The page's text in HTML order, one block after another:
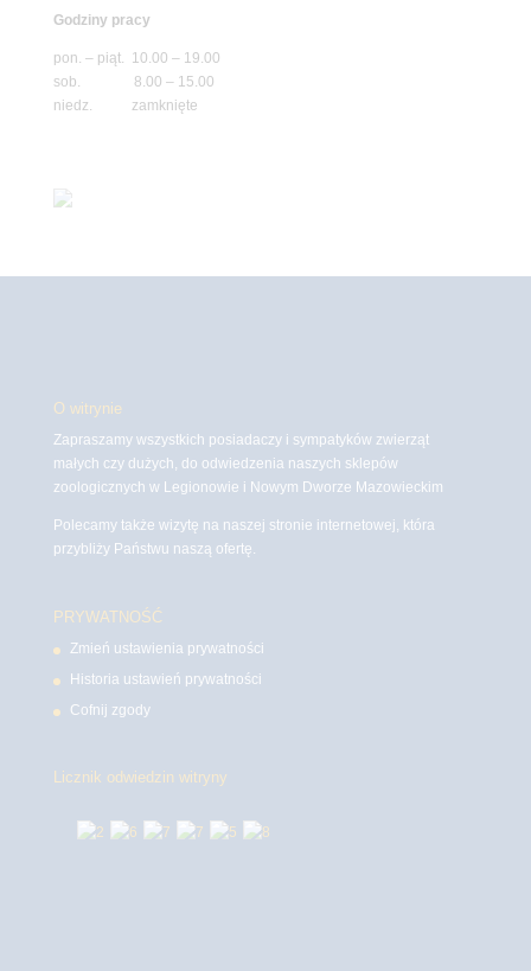
Godziny pracy
pon. – piąt. 10.00 – 19.00
sob. 8.00 – 15.00
niedz. zamknięte
O witrynie
Zapraszamy wszystkich posiadaczy i sympatyków zwierząt
małych czy dużych, do odwiedzenia naszych sklepów
zoologicznych w Legionowie i Nowym Dworze Mazowieckim
Polecamy także wizytę na naszej stronie internetowej, która
przybliży Państwu naszą ofertę.
PRYWATNOŚĆ
Zmień ustawienia prywatności
Historia ustawień prywatności
Cofnij zgody
Licznik odwiedzin witryny